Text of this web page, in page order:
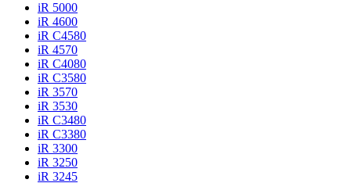
iR 5000
iR 4600
iR C4580
iR 4570
iR C4080
iR C3580
iR 3570
iR 3530
iR C3480
iR C3380
iR 3300
iR 3250
iR 3245